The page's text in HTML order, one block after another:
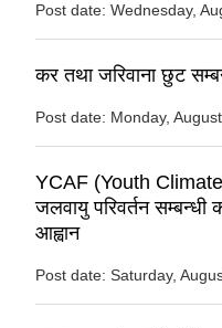
Post date: Wednesday,
कर तथा जरिवाना छुट
Post date: Monday,
YCAF (Youth Climate
जलवायु परिवर्तन सम्बन्धी
आह्वान
Post date: Saturday,